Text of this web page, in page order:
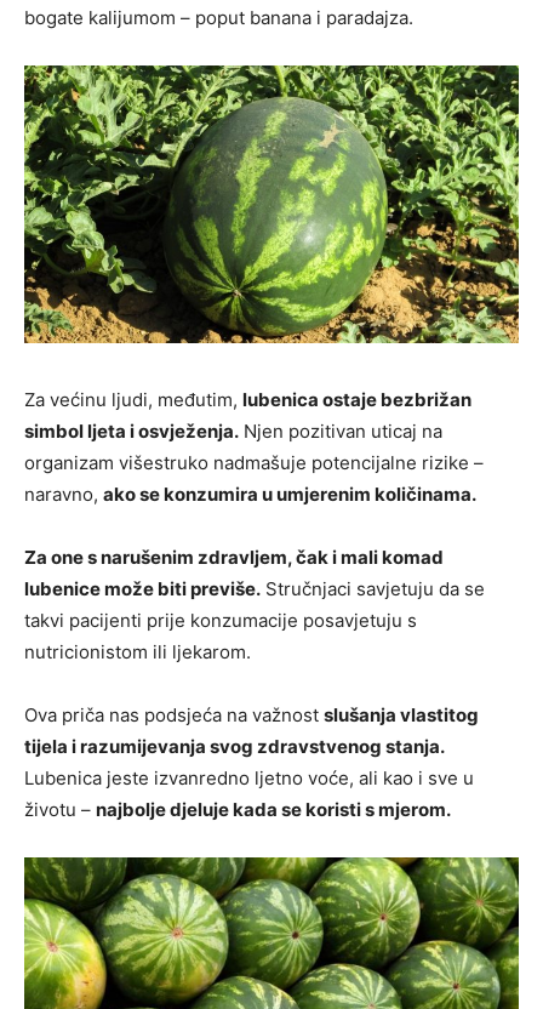
bogate kalijumom – poput banana i paradajza.
Za većinu ljudi, međutim, lubenica ostaje bezbrižan
simbol ljeta i osvježenja. Njen pozitivan uticaj na
organizam višestruko nadmašuje potencijalne rizike –
naravno, ako se konzumira u umjerenim količinama.
Za one s narušenim zdravljem, čak i mali komad
lubenice može biti previše. Stručnjaci savjetuju da se
takvi pacijenti prije konzumacije posavjetuju s
nutricionistom ili ljekarom.
Ova priča nas podsjeća na važnost slušanja vlastitog
tijela i razumijevanja svog zdravstvenog stanja.
Lubenica jeste izvanredno ljetno voće, ali kao i sve u
životu – najbolje djeluje kada se koristi s mjerom.